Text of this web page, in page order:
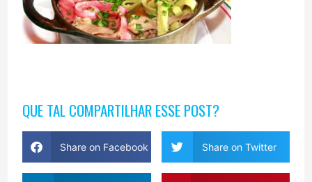
QUE TAL COMPARTILHAR ESSE POST?
Share on Facebook Share on Twitter